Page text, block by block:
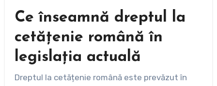
Ce înseamnă dreptul la
cetățenie română în
legislația actuală
Dreptul la cetățenie română este prevăzut în